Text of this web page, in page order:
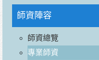
師資陣容
師資總覽
專業師資